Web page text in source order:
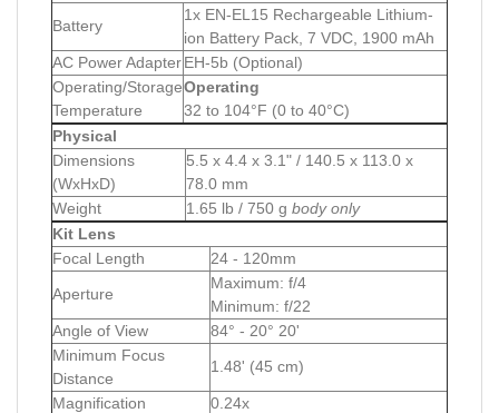
Battery
1x EN-EL15 Rechargeable Lithium-
ion Battery Pack, 7 VDC, 1900 mAh
AC Power AdapterEH-5b (Optional)
Operating/Storage
Temperature
Operating
32 to 104°F (0 to 40°C)
Physical
Dimensions
(WxHxD)
5.5 x 4.4 x 3.1" / 140.5 x 113.0 x
78.0 mm
Weight
1.65 lb / 750 g body only
Kit Lens
Focal Length
24 - 120mm
Aperture
Maximum: f/4
Minimum: f/22
Angle of View
84° - 20° 20'
Minimum Focus
Distance
1.48' (45 cm)
Magnification
0.24x